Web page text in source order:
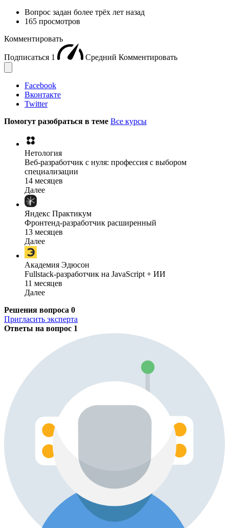
Вопрос задан более трёх лет назад
165 просмотров
Комментировать
Подписаться 1 Средний Комментировать
Facebook
Вконтакте
Twitter
Помогут разобраться в теме Все курсы
Нетология
Веб-разработчик с нуля: профессия с выбором
специализации
14 месяцев
Далее
Яндекс Практикум
Фронтенд-разработчик расширенный
13 месяцев
Далее
Академия Эдюсон
Fullstack-разработчик на JavaScript + ИИ
11 месяцев
Далее
Решения вопроса 0
Пригласить эксперта
Ответы на вопрос 1